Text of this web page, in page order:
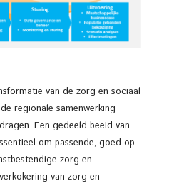
van de zorg en sociaal
regionale samenwerking
Een gedeeld beeld van
om passende, goed op
zorg en
van zorg en